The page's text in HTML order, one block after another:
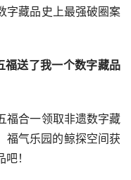
字藏品史上最强破圈案
福送了我一个数字藏品
福合一领取非遗数字藏
福气乐园的鲸探空间获
！